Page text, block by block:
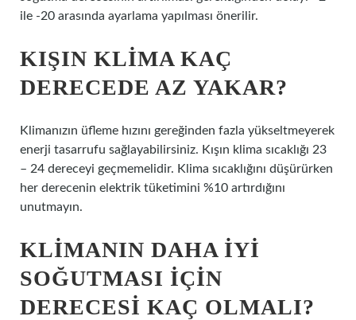
ile -20 arasında ayarlama yapılması önerilir.
KIŞIN KLIMA KAÇ
DERECEDE AZ YAKAR?
Klimanızın üfleme hızını gereğinden fazla yükseltmeyerek
enerji tasarrufu sağlayabilirsiniz. Kışın klima sıcaklığı 23
– 24 dereceyi geçmemelidir. Klima sıcaklığını düşürürken
her derecenin elektrik tüketimini %10 artırdığını
unutmayın.
KLIMANIN DAHA IYI
SOĞUTMASI IÇIN
DERECESI KAÇ OLMALI?